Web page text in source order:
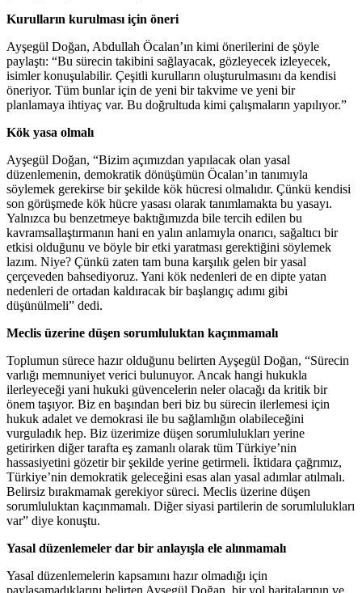
Kurulların kurulması için öneri
Ayşegül Doğan, Abdullah Öcalan’ın kimi önerilerini de şöyle
paylaştı: “Bu sürecin takibini sağlayacak, gözleyecek izleyecek,
isimler konuşulabilir. Çeşitli kurulların oluşturulmasını da kendisi
öneriyor. Tüm bunlar için de yeni bir takvime ve yeni bir
planlamaya ihtiyaç var. Bu doğrultuda kimi çalışmaların yapılıyor.”
Kök yasa olmalı
Ayşegül Doğan, “Bizim açımızdan yapılacak olan yasal
düzenlemenin, demokratik dönüşümün Öcalan’ın tanımıyla
söylemek gerekirse bir şekilde kök hücresi olmalıdır. Çünkü kendisi
son görüşmede kök hücre yasası olarak tanımlamakta bu yasayı.
Yalnızca bu benzetmeye baktığımızda bile tercih edilen bu
kavramsallaştırmanın hani en yalın anlamıyla onarıcı, sağaltıcı bir
etkisi olduğunu ve böyle bir etki yaratması gerektiğini söylemek
lazım. Niye? Çünkü zaten tam buna karşılık gelen bir yasal
çerçeveden bahsediyoruz. Yani kök nedenleri de en dipte yatan
nedenleri de ortadan kaldıracak bir başlangıç adımı gibi
düşünülmeli” dedi.
Meclis üzerine düşen sorumluluktan kaçınmamalı
Toplumun sürece hazır olduğunu belirten Ayşegül Doğan, “Sürecin
varlığı memnuniyet verici bulunuyor. Ancak hangi hukukla
ilerleyeceği yani hukuki güvencelerin neler olacağı da kritik bir
önem taşıyor. Biz en başından beri biz bu sürecin ilerlemesi için
hukuk adalet ve demokrasi ile bu sağlamlığın olabileceğini
vurguladık hep. Biz üzerimize düşen sorumlulukları yerine
getirirken diğer tarafta eş zamanlı olarak tüm Türkiye’nin
hassasiyetini gözetir bir şekilde yerine getirmeli. İktidara çağrımız,
Türkiye’nin demokratik geleceğini esas alan yasal adımlar atılmalı.
Belirsiz bırakmamak gerekiyor süreci. Meclis üzerine düşen
sorumluluktan kaçınmamalı. Diğer siyasi partilerin de sorumlulukları
var” diye konuştu.
Yasal düzenlemeler dar bir anlayışla ele alınmamalı
Yasal düzenlemelerin kapsamını hazır olmadığı için